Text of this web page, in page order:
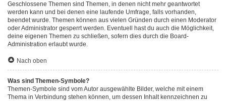
Geschlossene Themen sind Themen, in denen nicht mehr geantwortet
werden kann und bei denen eine laufende Umfrage, falls vorhanden,
beendet wurde. Themen können aus vielen Gründen durch einen Moderator
oder Administrator gesperrt werden. Eventuell hast du auch die Möglichkeit,
deine eigenen Themen zu schließen, sofern dies durch die Board-
Administration erlaubt wurde.
Nach oben
Was sind Themen-Symbole?
Themen-Symbole sind vom Autor ausgewählte Bilder, welche mit einem
Thema in Verbindung stehen können, um dessen Inhalt kennzeichnen zu